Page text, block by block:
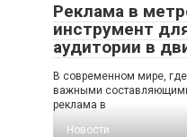
Реклама в
инструмент
аудитории в
В современном мире,
важными
реклама в
Новости